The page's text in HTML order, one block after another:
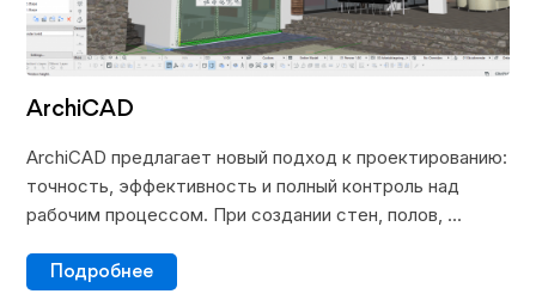
ArchiCAD
ArchiCAD предлагает новый подход к проектированию:
точность, эффективность и полный контроль над
рабочим процессом. При создании стен, полов, ...
Подробнее